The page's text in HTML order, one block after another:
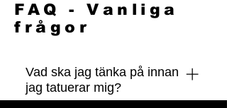
FAQ - Vanliga
frågor
Vad ska jag tänka på innan
jag tatuerar mig?